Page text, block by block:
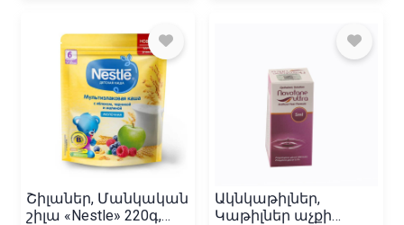
Շիլաներ, Մանկական
շիլա «Nestle» 220գ,
Ակնկաթիլներ,
Կաթիլներ աչքի